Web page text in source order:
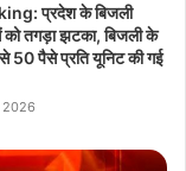
प्रदेश के बिजली
को तगड़ा झटका, बिजली के
50 पैसे प्रति यूनिट की गई
2026